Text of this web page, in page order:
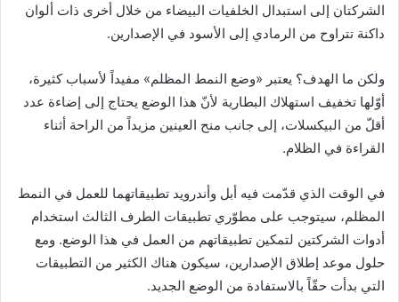
الشركتان إلى استبدال الخلفيات البيضاء من خلال أخرى ذات ألوان
داكنة تتراوح من الرمادي إلى الأسود في الإصدارين.
ولكن ما الهدف؟ يعتبر «وضع النمط المظلم» مفيداً لأسباب كثيرة،
أوّلها تخفيف استهلاك البطارية لأنّ هذا الوضع يحتاج إلى إضاءة عدد
أقلّ من البيكسلات، إلى جانب منح العينين مزيداً من الراحة أثناء
القراءة في الظلام.
في الوقت الذي قدّمت فيه أبل وأندرويد تطبيقاتهما للعمل في النمط
المظلم، سيتوجب على مطوّري تطبيقات الطرف الثالث استخدام
أدوات الشركتين لتمكين تطبيقاتهم من العمل في هذا الوضع. ومع
حلول موعد إطلاق الإصدارين، سيكون هناك الكثير من التطبيقات
التي بدأت حقّاً بالاستفادة من الوضع الجديد.